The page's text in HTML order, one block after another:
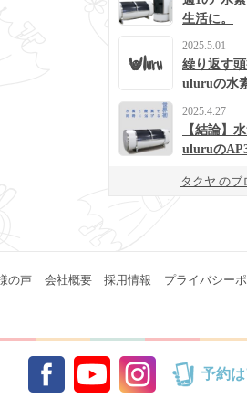
生活に。
2025.5.01
繰り返す
uluruの水
2025.4.27
【結論】
uluruの
タクヤ のブ
の声 会社概要 採用情報 プライバシー
予約